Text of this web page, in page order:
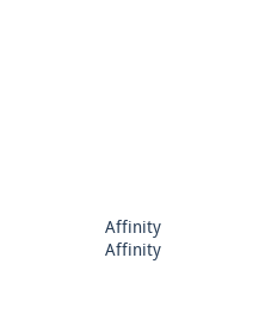
Affinity
Affinity